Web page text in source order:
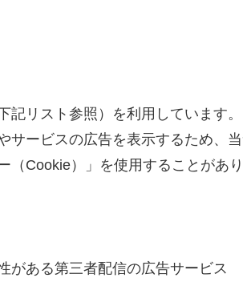
記リスト参照）を利用しています
サービスの広告を表示するため、
（Cookie）」を使用することがあり
がある第三者配信の広告サービス